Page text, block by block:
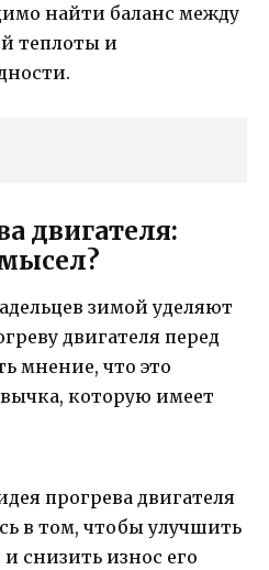
найти баланс между
теплоты и
двигателя:
зимой уделяют
двигателя перед
мнение, что это
которую имеет
прогрева двигателя
в том, чтобы улучшить
и снизить износ его